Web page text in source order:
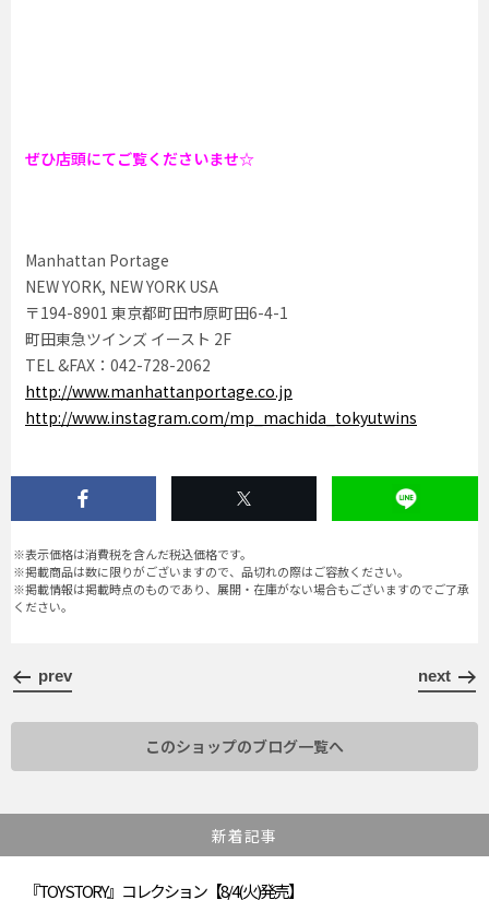
ぜひ店頭にてご覧くださいませ☆
Manhattan Portage
NEW YORK, NEW YORK USA
〒194-8901 東京都町田市原町田6-4-1
町田東急ツインズ イースト 2F
TEL &FAX：042-728-2062
http://www.manhattanportage.co.jp
http://www.instagram.com/mp_machida_tokyutwins
※表示価格は消費税を含んだ税込価格です。
※掲載商品は数に限りがございますので、品切れの際はご容赦ください。
※掲載情報は掲載時点のものであり、展開・在庫がない場合もございますのでご了承
ください。
prev next
このショップのブログ一覧へ
新着記事
『TOY STORY』コレクション【8/4(火)発売】